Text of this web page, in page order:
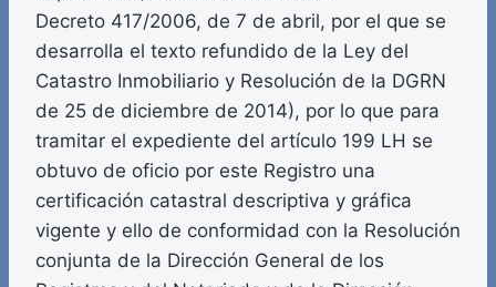
Decreto 417/2006, de 7 de abril, por el que se
desarrolla el texto refundido de la Ley del
Catastro Inmobiliario y Resolución de la DGRN
de 25 de diciembre de 2014), por lo que para
tramitar el expediente del artículo 199 LH se
obtuvo de oficio por este Registro una
certificación catastral descriptiva y gráfica
vigente y ello de conformidad con la Resolución
conjunta de la Dirección General de los